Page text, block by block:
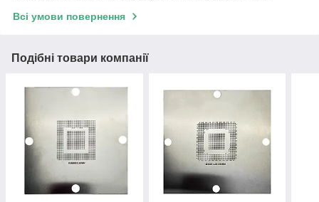
Всі умови повернення
Подібні товари компанії